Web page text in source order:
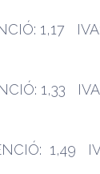
1,17
1,33
1,49